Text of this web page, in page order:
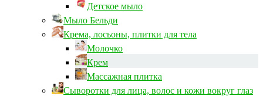
Детское мыло
Мыло Бельди
Крема, лосьоны, плитки для тела
Молочко
Крем
Массажная плитка
Сыворотки для лица, волос и кожи вокруг глаз